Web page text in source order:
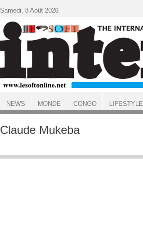
ACCUEIL
Claude Mukeba
Samedi, 8 Août 2026
NEWS MONDE CONGO LIFESTYLE